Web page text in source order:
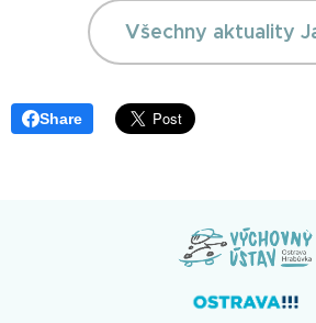
Všechny aktuality
Share